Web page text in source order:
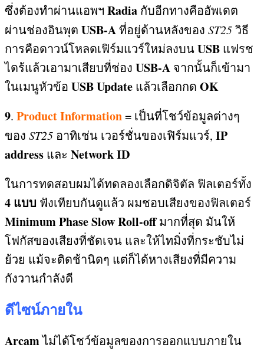
ซึ่งต้องทำผ่านแอพฯ Radia กับอีกทางคืออัพเดต
ผ่านช่องอินพุต USB-Aที่อยู่ด้านหลังของ ST25วิธี
การคือดาวน์โหลดเฟิร์มแวร์ใหม่ลงบนUSB แฟรช
ไดร้แล้วเอามาเสียบที่ช่อง USB-A จากนั้นก็เข้ามา
ในเมนูหัวข้อ USB Update แล้วเลือกกด OK
9. Product Information= เป็นที่โชว์ข้อมูลต่างๆ
ของ ST25 อาทิเช่น เวอร์ชั่นของเฟิร์มแวร์, IP
address และ Network ID
ในการทดสอบผมได้ทดลองเลือกดิจิตัล ฟิลเตอร์ทั้ง
4 แบบ ฟังเทียบกันดูแล้ว ผมชอบเสียงของฟิลเตอร์
Minimum Phase Slow Roll-off มากที่สุด มันให้
โฟกัสของเสียงที่ชัดเจน และให้ไทมิ่งที่กระชับไม่
ย้วย แม้จะติดช้านิดๆ แต่ก็ได้หางเสียงที่มีความ
กังวานกำลังดี
ดีไซน์ภายใน
Arcamไม่ได้โชว์ข้อมูลของการออกแบบภายใน